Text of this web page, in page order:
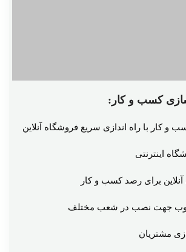
کسب و کار:
کار با راه اندازی سریع فروشگاه آنلاین
اینترنتی
برای رصد کسب و کار
وب جهت نصب در شعب مختلف
مشتریان